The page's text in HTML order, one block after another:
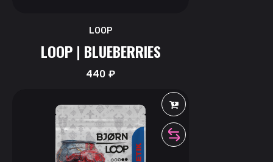
LOOP
LOOP | BLUEBERRIES
440₽